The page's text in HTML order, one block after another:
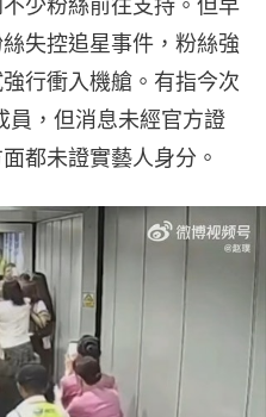
少粉絲前往支持。但早
失控追星事件，粉絲強
行衝入機艙。有指今次
員，但消息未經官方證
都未證實藝人身分。